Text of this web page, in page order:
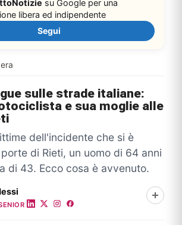
su Google per una
libera ed indipendente
Segui
sulle strade italiane:
e sua moglie alle
dell'incidente che si è
di Rieti, un uomo di 64 anni
di 43. Ecco cosa è avvenuto.